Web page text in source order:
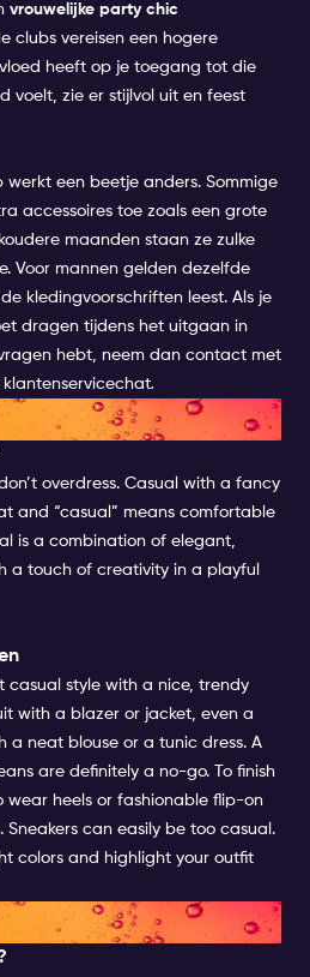
vrouwelijke party chic
clubs vereisen een hogere
heeft op je toegang tot die
voelt, zie er stijlvol uit en feest
werkt een beetje anders. Sommige
accessoires toe zoals een grote
maanden staan ze zulke
Voor mannen gelden dezelfde
kledingvoorschriften leest. Als je
dragen tijdens het uitgaan in
hebt, neem dan contact met
.
FOR WOMEN
overdress. Casual with a fancy
and “casual” means comfortable
is a combination of elegant,
a touch of creativity in a playful
casual style with a nice, trendy
with a blazer or jacket, even a
a neat blouse or a tunic dress. A
are definitely a no-go. To finish
wear heels or fashionable flip-on
Sneakers can easily be too casual.
colors and highlight your outfit
FOR WOMEN